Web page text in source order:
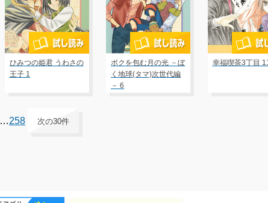
ひみつの姫君 うわさの
王子 1
ボクを包む月の光 －ぼ
く地球(タマ)次世代編
－ 6
幸福喫茶3丁目
…258 次の30件